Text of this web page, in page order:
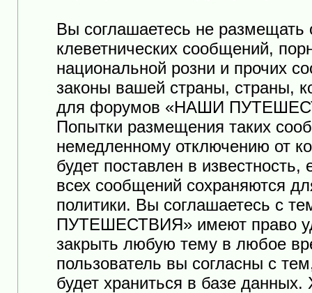
Вы соглашаетесь не
клеветнических сообщений,
национальной розни и прочих
законы вашей страны, страны,
для форумов «НАШИ
Попытки размещения таких
немедленному отключению от
будет поставлен в
всех сообщений сохраняются
политики. Вы соглашаетесь с
ПУТЕШЕСТВИЯ» имеют право
закрыть любую тему в любое
пользователь вы согласны с
будет храниться в базе